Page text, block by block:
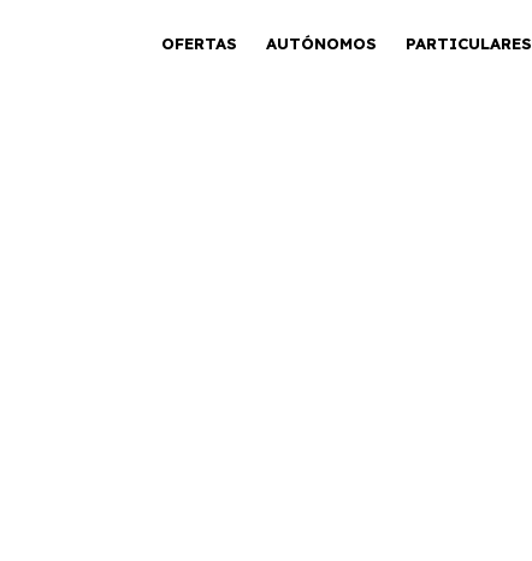
OFERTAS AUTÓNOMOS PARTICULARES